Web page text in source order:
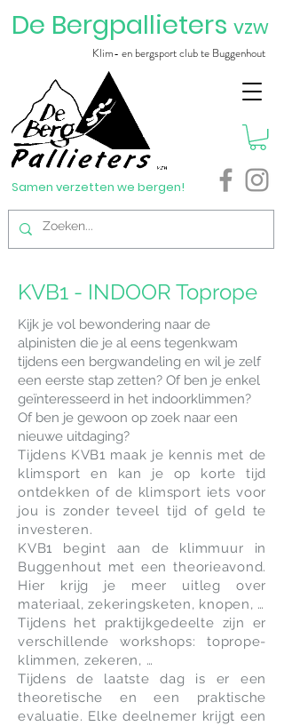
De Bergpallieters vzw
Klim- en bergsport club te Buggenhout
Samen verzetten we bergen!
KVB1 - INDOOR Toprope
Kijk je vol bewondering naar de
alpinisten die je al eens tegenkwam
tijdens een bergwandeling en wil je zelf
een eerste stap zetten? Of ben je enkel
geïnteresseerd in het indoorklimmen?
Of ben je gewoon op zoek naar een
nieuwe uitdaging?
Tijdens KVB1 maak je kennis met de
klimsport en kan je op korte tijd
ontdekken of de klimsport iets voor
jou is zonder teveel tijd of geld te
investeren.
KVB1 begint aan de klimmuur in
Buggenhout met een theorieavond.
Hier krijg je meer uitleg over
materiaal, zekeringsketen, knopen, …
Tijdens het praktijkgedeelte zijn er
verschillende workshops: toprope-
klimmen, zekeren, …
Tijdens de laatste dag is er een
theoretische en een praktische
evaluatie. Elke deelnemer krijgt een